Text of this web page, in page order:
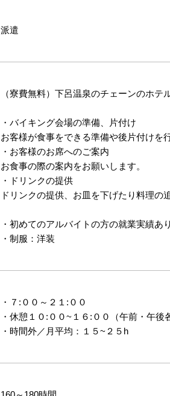
派遣
（寮費無料）下呂温泉のチェーンのホ
・バイキング会場の準備、片付け
お客様が食事をできる準備や後片付けを
・お客様のお席へのご案内
お食事の際の案内をお願いします。
・ドリンクの提供
ドリンクの提供、お皿を下げたり料理の
・初めてのアルバイトの方の就業実績あり
・制服：洋装
・７:００～２１:００
・休憩１０:００~１６:００（午前・午後
・時間外／月平均：１５~２５h